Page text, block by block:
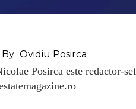
Ovidiu Posirca
Posirca este redactor-